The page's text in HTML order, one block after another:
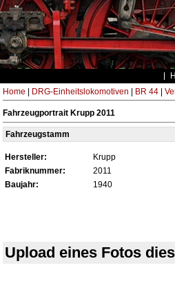
Home DRG-Einheitslokomotiven BR 44|
Fahrzeugportrait Krupp 2011
Fahrzeugstamm
Hersteller:
Krupp
Fabriknummer:
2011
Baujahr:
1940
Upload eines Fotos